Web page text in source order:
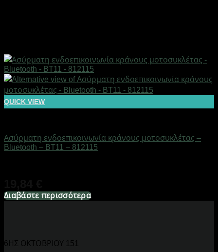
QUICK VIEW
Ασύρματη ενδοεπικοινωνία κράνους μοτοσυκλέτας –
Bluetooth – BT11 – 812115
Διαβάστε περισσότερα
6ΗΣ ΟΚΤΩΒΡΙΟΥ 151